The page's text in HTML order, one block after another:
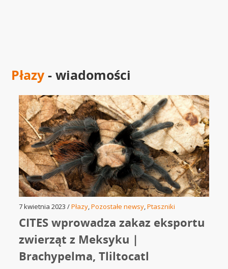
Płazy - wiadomości
7 kwietnia 2023 /Płazy,Pozostałe newsy,Ptaszniki
CITES wprowadza zakaz eksportu
zwierząt z Meksyku |
Brachypelma, Tliltocatl